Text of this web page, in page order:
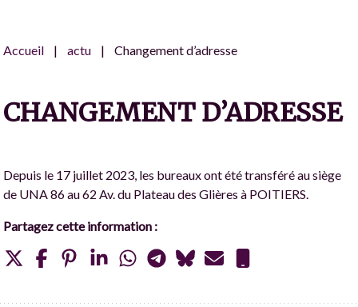
Accueil actu Changement d’adresse
CHANGEMENT D’ADRESSE
Depuis le 17 juillet 2023, les bureaux ont été transféré au siège
de UNA 86 au 62 Av. du Plateau des Glières à POITIERS.
Partagez cette information :